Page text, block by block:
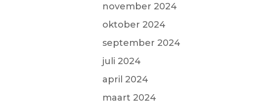
november 2024
oktober 2024
september 2024
juli 2024
april 2024
maart 2024